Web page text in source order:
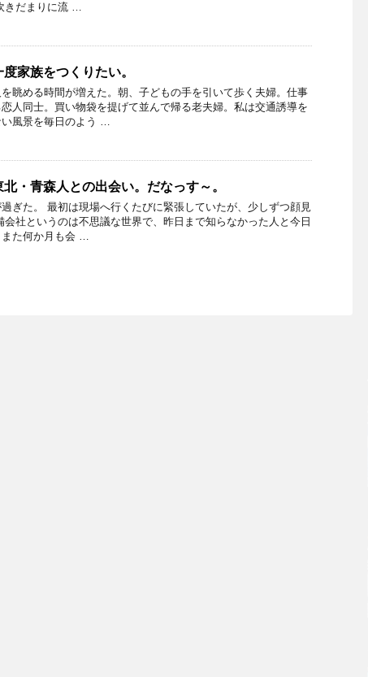
きだまりに流 …
家族をつくりたい。
眺める時間が増えた。朝、子どもの手を引いて歩く夫婦。仕事
人同士。買い物袋を提げて並んで帰る老夫婦。私は交通誘導を
風景を毎日のよう …
・青森人との出会い。だなっす～。
ぎた。 最初は現場へ行くたびに緊張していたが、少しずつ顔見
社というのは不思議な世界で、昨日まで知らなかった人と今日
また何か月も会 …